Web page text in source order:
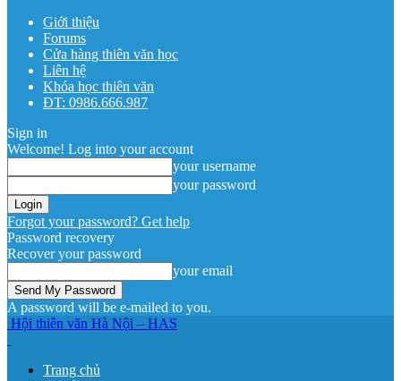
Giới thiệu
Forums
Cửa hàng thiên văn học
Liên hệ
Khóa học thiên văn
ĐT: 0986.666.987
Sign in
Welcome! Log into your account
your username
your password
Forgot your password? Get help
Password recovery
Recover your password
your email
A password will be e-mailed to you.
Hội thiên văn Hà Nội – HAS
Trang chủ